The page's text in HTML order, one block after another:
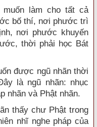
làm cho tất cả
bố thí, nơi phước trì
nơi phước khuyến
thời phải học Bát
được ngũ nhãn thời
là ngũ nhãn: nhục
nhãn và Phật nhãn.
thấy chư Phật trong
nhĩ nghe pháp của